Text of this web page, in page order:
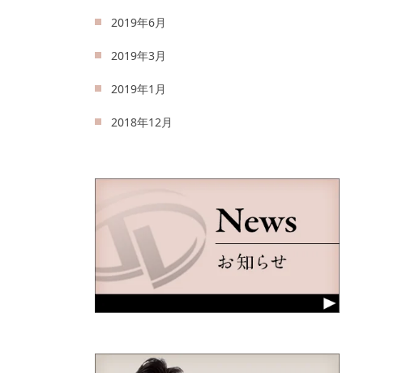
2019年6月
2019年3月
2019年1月
2018年12月